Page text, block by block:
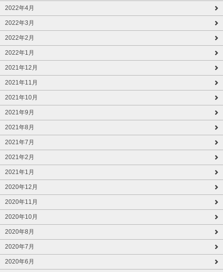
2022年4月
2022年3月
2022年2月
2022年1月
2021年12月
2021年11月
2021年10月
2021年9月
2021年8月
2021年7月
2021年2月
2021年1月
2020年12月
2020年11月
2020年10月
2020年8月
2020年7月
2020年6月